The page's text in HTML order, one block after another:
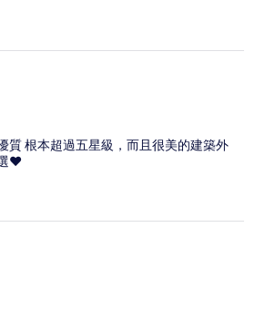
質 根本超過五星級，而且很美的建築外
❤️